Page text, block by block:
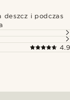
deszcz i podczas
4.9